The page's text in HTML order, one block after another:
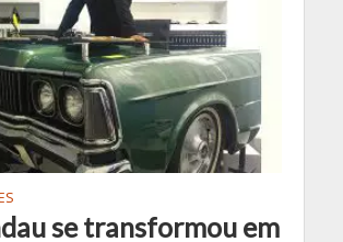
se transformou em